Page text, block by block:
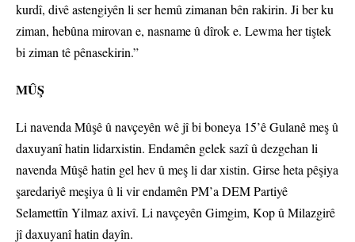
kurdî, divê astengiyên li ser hemû zimanan bên rakirin. Ji ber ku
ziman, hebûna mirovan e, nasname û dîrok e. Lewma her tiştek
bi ziman tê pênasekirin.”
MÛŞ
Li navenda Mûşê û navçeyên wê jî bi boneya 15’ê Gulanê meş û
daxuyanî hatin lidarxistin. Endamên gelek sazî û dezgehan li
navenda Mûşê hatin gel hev û meş li dar xistin. Girse heta pêşiya
şaredariyê meşiya û li vir endamên PM’a DEM Partiyê
Selamettîn Yilmaz axivî. Li navçeyên Gimgim, Kop û Milazgirê
jî daxuyanî hatin dayîn.